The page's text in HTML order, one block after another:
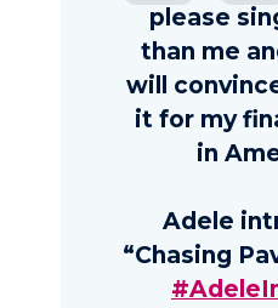
please
than me
will
it for my
in
Adele
“Chasing